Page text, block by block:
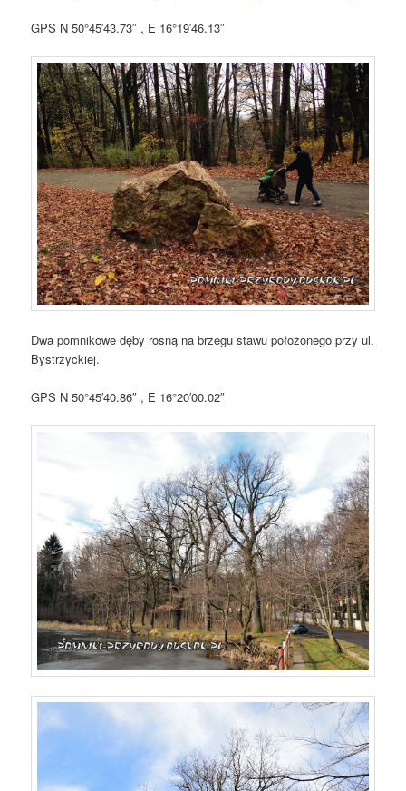
GPS N 50°45′43.73″ , E 16°19′46.13″
Dwa pomnikowe dęby rosną na brzegu stawu położonego przy ul.
Bystrzyckiej.
GPS N 50°45′40.86″ , E 16°20′00.02″